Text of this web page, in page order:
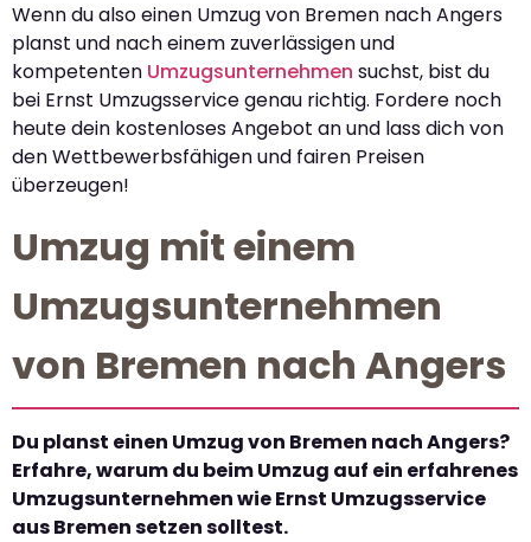
Wenn du also einen Umzug von Bremen nach Angers
planst und nach einem zuverlässigen und
kompetenten Umzugsunternehmen suchst, bist du
bei Ernst Umzugsservice genau richtig. Fordere noch
heute dein kostenloses Angebot an und lass dich von
den Wettbewerbsfähigen und fairen Preisen
überzeugen!
Umzug mit einem
Umzugsunternehmen
von Bremen nach Angers
Du planst einen Umzug von Bremen nach Angers?
Erfahre, warum du beim Umzug auf ein erfahrenes
Umzugsunternehmen wie Ernst Umzugsservice
aus Bremen setzen solltest.